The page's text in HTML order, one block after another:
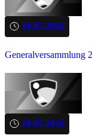
18.05.2026
Generalversammlung
18.05.2026